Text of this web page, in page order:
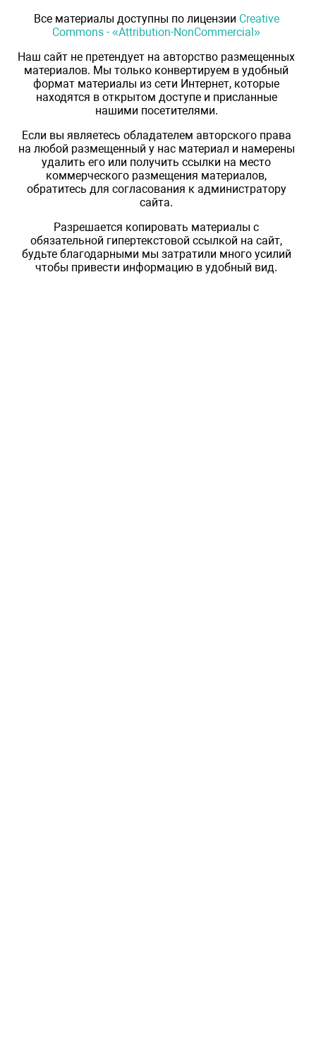
Все материалы доступны по лицензии Creative
Commons - «Attribution-NonCommercial»
Наш сайт не претендует на авторство размещенных
материалов. Мы только конвертируем в удобный
формат материалы из сети Интернет, которые
находятся в открытом доступе и присланные
нашими посетителями.
Если вы являетесь обладателем авторского права
на любой размещенный у нас материал и намерены
удалить его или получить ссылки на место
коммерческого размещения материалов,
обратитесь для согласования к администратору
сайта.
Разрешается копировать материалы с
обязательной гипертекстовой ссылкой на сайт,
будьте благодарными мы затратили много усилий
чтобы привести информацию в удобный вид.